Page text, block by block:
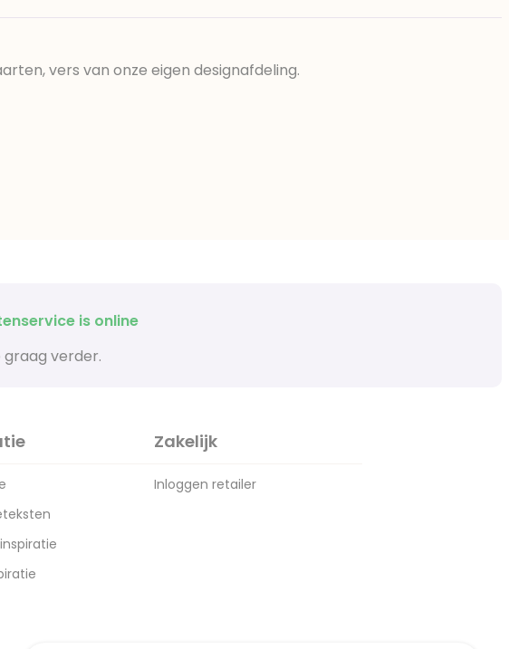
vers van onze eigen designafdeling.
is online
graag verder.
Zakelijk
Inloggen retailer